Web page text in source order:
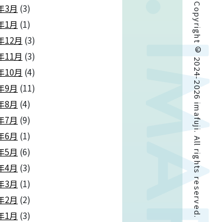
3月 (3)
1月 (1)
12月 (3)
11月 (3)
10月 (4)
9月 (11)
8月 (4)
7月 (9)
6月 (1)
5月 (6)
4月 (3)
3月 (1)
2月 (2)
1月 (3)
Copyright © 2024-2026 imafuji. All rights reserved.